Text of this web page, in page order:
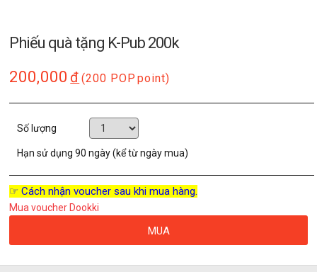
Phiếu quà tặng K-Pub 200k
200,000 đ (200 POP point)
Số lượng
Hạn sử dụng90 ngày (kể từ ngày mua)
☞ Cách nhận voucher sau khi mua hàng.
Mua voucher Dookki
MUA